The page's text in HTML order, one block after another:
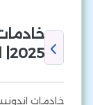
2025| اقل سعر استقدام في الدولة
خادمات